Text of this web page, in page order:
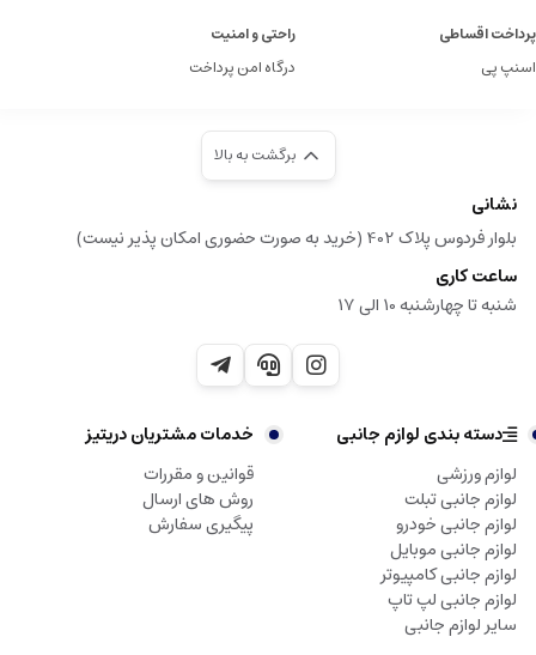
پرداخت اقساطی
اسنپ پی
راحتی و امنیت
درگاه امن پرداخت
برگشت به بالا
نشانی
بلوار فردوس پلاک 402 (خرید به صورت حضوری امکان پذیر نیست)
ساعت کاری
شنبه تا چهارشنبه 10 الی 17
دسته بندی لوازم جانبی
لوازم ورزشی
لوازم جانبی تبلت
لوازم جانبی خودرو
لوازم جانبی موبایل
لوازم جانبی کامپیوتر
لوازم جانبی لپ تاپ
سایر لوازم جانبی
خدمات مشتریان دریتیز
قوانین و مقررات
روش های ارسال
پیگیری سفارش